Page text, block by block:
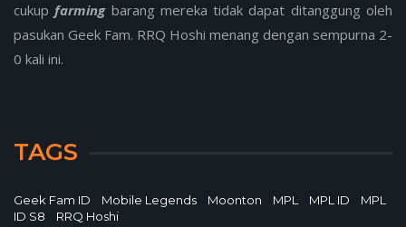
cukupfarming barang mereka tidak dapat ditanggung oleh
pasukan Geek Fam. RRQ Hoshi menang dengan sempurna 2-
0 kali ini.
TAGS
Geek Fam ID Mobile Legends Moonton MPL MPL ID
MPL
ID S8
RRQ Hoshi